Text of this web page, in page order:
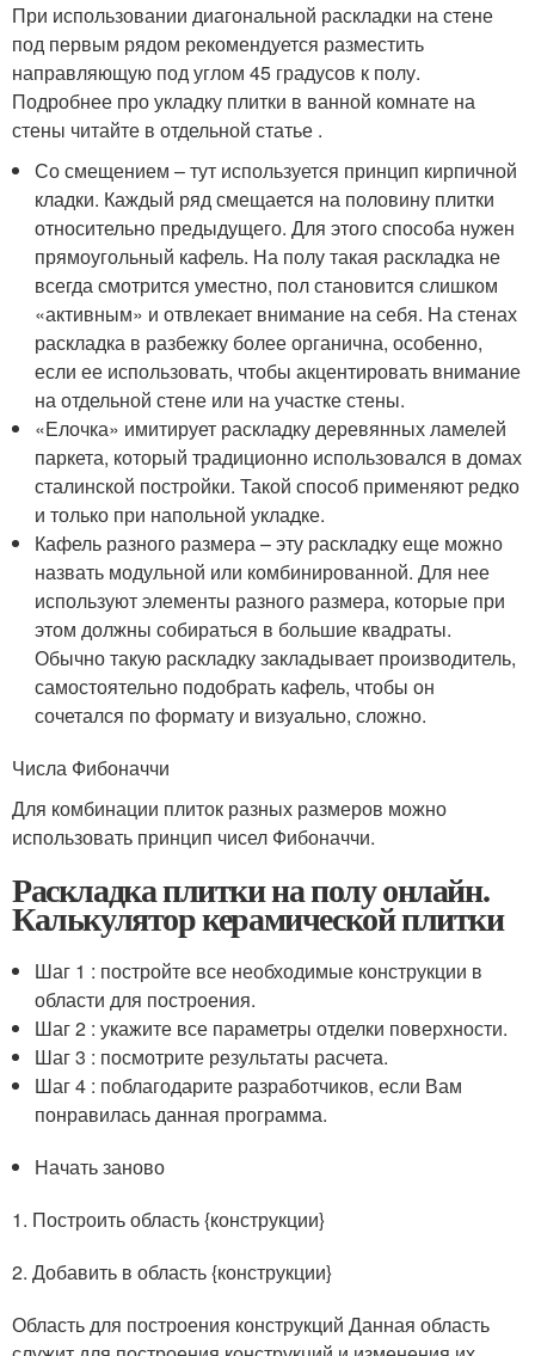
При использовании диагональной раскладки на стене
под первым рядом рекомендуется разместить
направляющую под углом 45 градусов к полу.
Подробнее про укладку плитки в ванной комнате на
стены читайте в отдельной статье .
Со смещением – тут используется принцип кирпичной
кладки. Каждый ряд смещается на половину плитки
относительно предыдущего. Для этого способа нужен
прямоугольный кафель. На полу такая раскладка не
всегда смотрится уместно, пол становится слишком
«активным» и отвлекает внимание на себя. На стенах
раскладка в разбежку более органична, особенно,
если ее использовать, чтобы акцентировать внимание
на отдельной стене или на участке стены.
«Елочка» имитирует раскладку деревянных ламелей
паркета, который традиционно использовался в домах
сталинской постройки. Такой способ применяют редко
и только при напольной укладке.
Кафель разного размера – эту раскладку еще можно
назвать модульной или комбинированной. Для нее
используют элементы разного размера, которые при
этом должны собираться в большие квадраты.
Обычно такую раскладку закладывает производитель,
самостоятельно подобрать кафель, чтобы он
сочетался по формату и визуально, сложно.
Числа Фибоначчи
Для комбинации плиток разных размеров можно
использовать принцип чисел Фибоначчи.
Раскладка плитки на полу онлайн.
Калькулятор керамической плитки
Шаг 1 : постройте все необходимые конструкции в
области для построения.
Шаг 2 : укажите все параметры отделки поверхности.
Шаг 3 : посмотрите результаты расчета.
Шаг 4 : поблагодарите разработчиков, если Вам
понравилась данная программа.
Начать заново
1. Построить область {конструкции}
2. Добавить в область {конструкции}
Область для построения конструкций Данная область